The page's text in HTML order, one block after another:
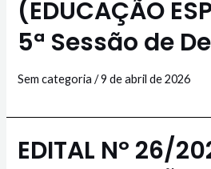
(EDUCAÇÃO
5ª Sessão de
Sem categoria /9 de abril de 2026
EDITAL Nº 26/